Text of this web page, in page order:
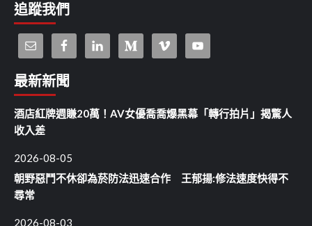
追蹤我們
最新新聞
酒店紅牌週賺20萬！AV女優喬喬爆黑幕「轉行拍片」揭驚人
收入差
2026-08-05
朝野惡鬥不休卻為菸防法迅速合作 王郁揚:修法速度快得不
尋常
2026-08-03